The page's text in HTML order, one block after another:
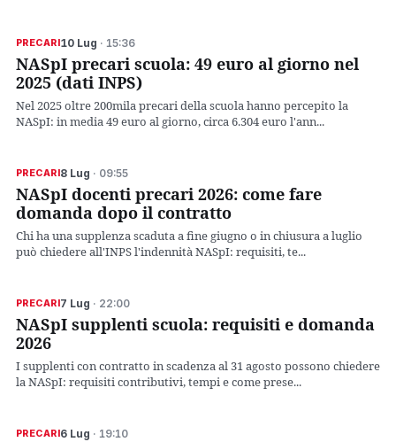
PRECARI10 Lug · 15:36
NASpI precari scuola: 49 euro al giorno nel
2025 (dati INPS)
Nel 2025 oltre 200mila precari della scuola hanno percepito la
NASpI: in media 49 euro al giorno, circa 6.304 euro l'ann...
PRECARI8 Lug · 09:55
NASpI docenti precari 2026: come fare
domanda dopo il contratto
Chi ha una supplenza scaduta a fine giugno o in chiusura a luglio
può chiedere all'INPS l'indennità NASpI: requisiti, te...
PRECARI7 Lug · 22:00
NASpI supplenti scuola: requisiti e domanda
2026
I supplenti con contratto in scadenza al 31 agosto possono chiedere
la NASpI: requisiti contributivi, tempi e come prese...
PRECARI6 Lug · 19:10